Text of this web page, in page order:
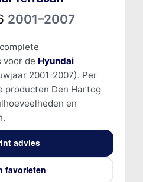
2001–2007
voor de Hyundai
2001-2007). Per
producten Den Hartog
en
advies
favorieten